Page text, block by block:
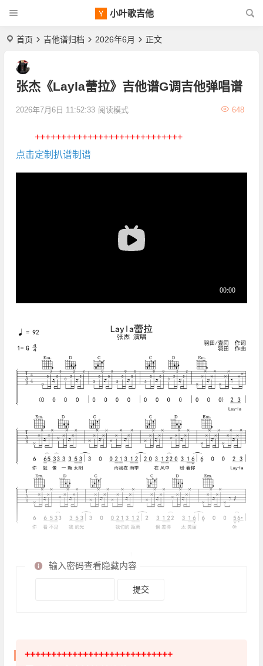
小叶歌吉他
首页 吉他谱归档 2026年6月 正文
张杰《Layla蕾拉》吉他谱G调吉他弹唱谱
2026年7月6日 11:52:33 648
阅读模式
++++++++++++++++++++++++++++
点击定制扒谱制谱
输入密码查看隐藏内容
++++++++++++++++++++++++++++